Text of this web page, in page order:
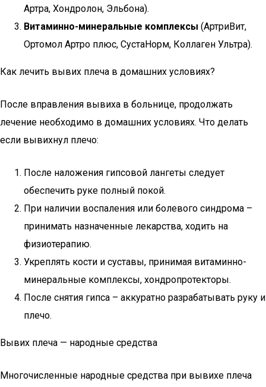
Артра, Хондролон, Эльбона).
Витаминно-минеральные комплексы (АртриВит,
Ортомол Артро плюс, СустаНорм, Коллаген Ультра).
Как лечить вывих плеча в домашних условиях?
После вправления вывиха в больнице, продолжать
лечение необходимо в домашних условиях. Что делать
если вывихнул плечо:
После наложения гипсовой лангеты следует
обеспечить руке полный покой.
При наличии воспаления или болевого синдрома –
принимать назначенные лекарства, ходить на
физиотерапию.
Укреплять кости и суставы, принимая витаминно-
минеральные комплексы, хондропротекторы.
После снятия гипса – аккуратно разрабатывать руку и
плечо.
Вывих плеча — народные средства
Многочисленные народные средства при вывихе плеча